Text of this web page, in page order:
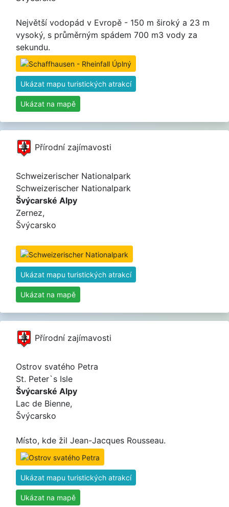
Největší vodopád v Evropě - 150 m široký a 23 m
vysoký, s průměrným spádem 700 m3 vody za
sekundu.
Ukázat mapu turistických atrakcí
Ukázat na mapě
Přírodní zajímavosti
Schweizerischer Nationalpark
Schweizerischer Nationalpark
Švýcarské Alpy
Zernez,
Švýcarsko
Ukázat mapu turistických atrakcí
Ukázat na mapě
Přírodní zajímavosti
Ostrov svatého Petra
St. Peter`s Isle
Švýcarské Alpy
Lac de Bienne,
Švýcarsko
Místo, kde žil Jean-Jacques Rousseau.
Ukázat mapu turistických atrakcí
Ukázat na mapě